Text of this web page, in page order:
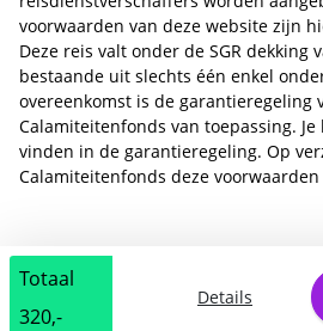
voorwaarden van deze website zijn
Deze reis valt onder de SGR dekking
bestaande uit slechts één enkel
overeenkomst is de garantieregeling
Calamiteitenfonds van toepassing.
vinden in de garantieregeling. Op
Calamiteitenfonds deze voorwaarden
Totaal
320,-
Details